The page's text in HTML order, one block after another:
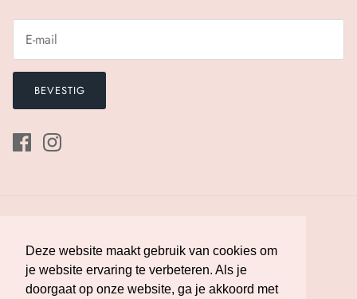
Deze website maakt gebruik van cookies om
je website ervaring te verbeteren. Als je
doorgaat op onze website, ga je akkoord met
Deze website maakt gebruik van cookies om
je website ervaring te verbeteren. Als je
doorgaat op onze website, ga je akkoord met
BEVESTIG